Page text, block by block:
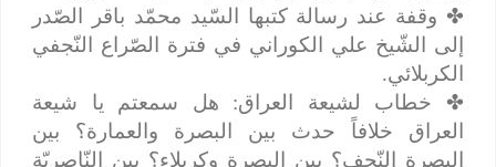
✤وقفة عند رسالة كتبها السّيد محمّد باقر الصّدر
إلى الشّيخ علي الكوراني في فترة الصّراع النّجفي
الكربلائي.
✤خطاب لشيعة العراق: هل سمعتم يا شيعة
العراق خلافاً حدث بين البصرة والعمارة؟ بين
البصرة النّجف؟ بين البصرة وكربلاء؟ بين النّاصريّة